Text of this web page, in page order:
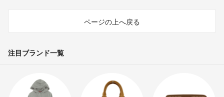
完璧をお求めの方、僅かな見落としも受け入れられない方は、ご購入を
ご遠慮ください。
価格を抑えるため、自宅にあるダンボールや紙袋等を再利用して発送致
ページの上へ戻る
注目ブランド一覧